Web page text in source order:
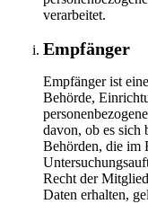
verarbeitet.
Empfänger
Empfänger ist
Behörde,
davon, ob es sich
Behörden, die im
Recht der
Daten erhalten,